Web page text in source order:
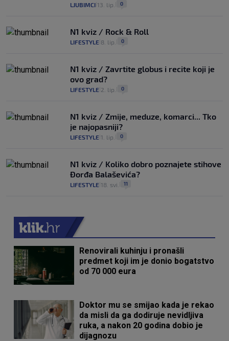
LJUBIMCI 13. lip. 0
N1 kviz / Rock & Roll
LIFESTYLE 8. lip. 0
N1 kviz / Zavrtite globus i recite koji je
ovo grad?
LIFESTYLE 2. lip. 0
N1 kviz / Zmije, meduze, komarci... Tko
je najopasniji?
LIFESTYLE 1. lip. 0
N1 kviz / Koliko dobro poznajete stihove
Đorđa Balaševića?
LIFESTYLE 18. svi. 11
Renovirali kuhinju i pronašli
predmet koji im je donio bogatstvo
od 70 000 eura
Doktor mu se smijao kada je rekao
da misli da ga dodiruje nevidljiva
ruka, a nakon 20 godina dobio je
dijagnozu